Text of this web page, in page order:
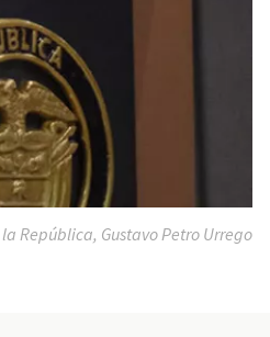
República, Gustavo Petro Urrego